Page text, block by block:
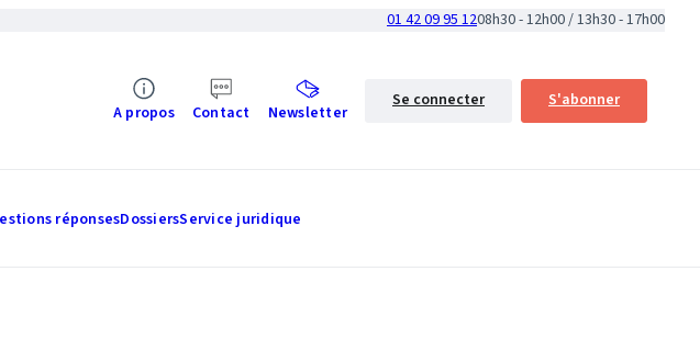
01 42 09 95 1208h30 - 12h00 / 13h30 - 17h00
A propos Contact Newsletter
Se connecter S'abonner
réponsesDossiersService juridique